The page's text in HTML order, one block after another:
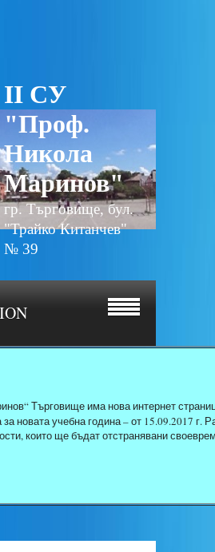
II СУ
"Проф.
Никола
Маринов"
гр. Търговище, бул.
"Трайко Китанчев"
№ 39
Търговище има нова интернет
новата учебна година – от 15.09.2017
които ще бъдат отстранявани